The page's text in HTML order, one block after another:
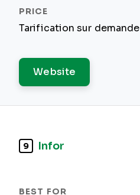
Tarification sur demande
Website
9 Infor